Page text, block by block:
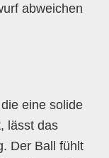
abweichen
eine solide
lässt das
Der Ball fühlt